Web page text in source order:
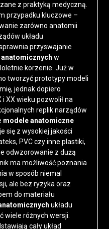
z praktyką medyczną.
przypadku kluczowe –
zarówno anatomii
układu
przyswajanie
w
korzenie. Już w
tworzyć prototypy modeli
jednak dopiero
XX wieku pozwolił na
replik narządów
modele anatomiczne
się z wysokiej jakości
PVC czy inne plastiki,
odwzorowanie z dużą
ma możliwość poznania
w sposób niemal
ale bez ryzyka oraz
do materiału
układu
wiele różnych wersji.
cały układ